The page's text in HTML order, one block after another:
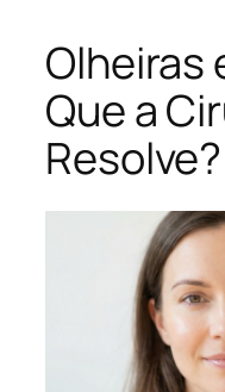
Olheiras
Que a
Resolve?